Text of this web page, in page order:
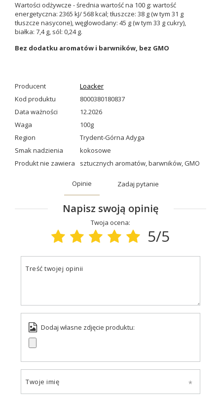
Wartości odżywcze - średnia wartość na 100 g: wartość
energetyczna: 2365 kJ/ 568 kcal; tłuszcze: 38 g (w tym 31 g
tłuszcze nasycone), węglowodany: 45 g (w tym 33 g cukry),
białka: 7,4 g, sól: 0,24 g.
Bez dodatku aromatów i barwników, bez GMO
Producent
Loacker
Kod produktu
8000380180837
Data ważności
12.2026
Waga
100g
Region
Trydent-Górna Adyga
Smak nadzienia
kokosowe
Produkt nie zawiera
sztucznych aromatów,barwników,GMO
Opinie Zadaj pytanie
Napisz swoją opinię
Twoja ocena:
5/5
Treść twojej opinii
Dodaj własne zdjęcie produktu:
Twoje imię